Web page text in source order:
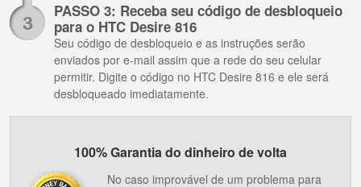
PASSO 3: Receba seu código de desbloqueio
para o HTC Desire 816
Seu código de desbloqueio e as instruções serão
enviados por e-mail assim que a rede do seu celular
permitir. Digite o código no HTC Desire 816 e ele será
desbloqueado imediatamente.
100% Garantia do dinheiro de volta
No caso improvável de um problema para